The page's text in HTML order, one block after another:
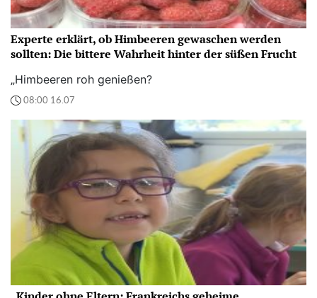
Experte erklärt, ob Himbeeren gewaschen werden
sollten: Die bittere Wahrheit hinter der süßen Frucht
„Himbeeren roh genießen?
08:00 16.07